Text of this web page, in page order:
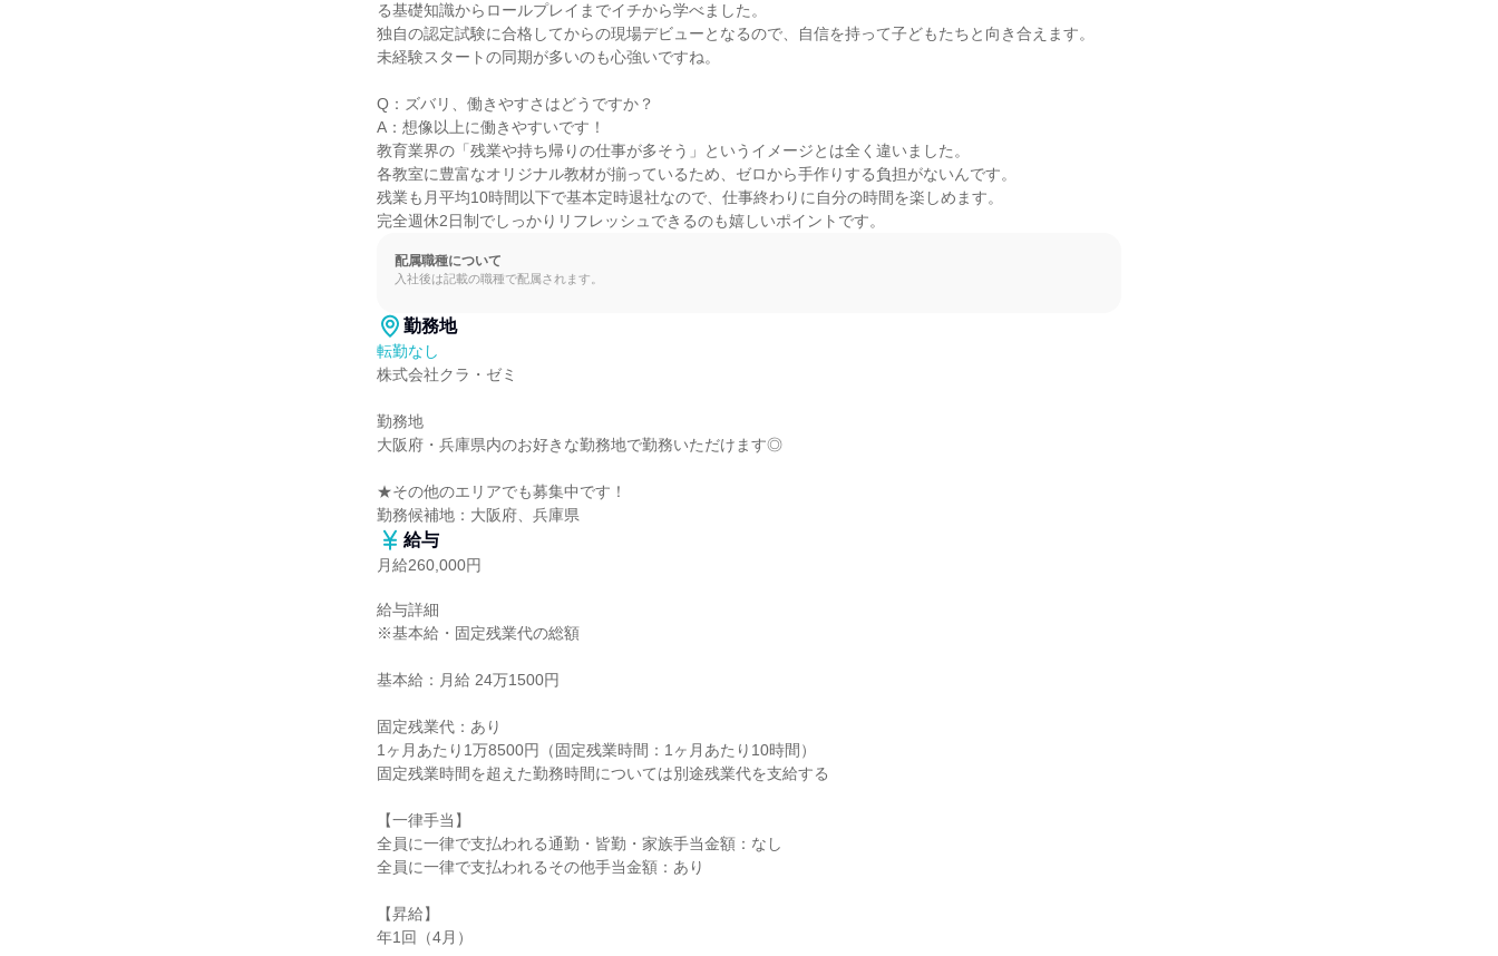
る基礎知識からロールプレイまでイチから学べました。
独自の認定試験に合格してからの現場デビューとなるので、自信を持って子どもたちと向き合えます。
未経験スタートの同期が多いのも心強いですね。
Q：ズバリ、働きやすさはどうですか？
A：想像以上に働きやすいです！
教育業界の「残業や持ち帰りの仕事が多そう」というイメージとは全く違いました。
各教室に豊富なオリジナル教材が揃っているため、ゼロから手作りする負担がないんです。
残業も月平均10時間以下で基本定時退社なので、仕事終わりに自分の時間を楽しめます。
完全週休2日制でしっかりリフレッシュできるのも嬉しいポイントです。
配属職種について
入社後は記載の職種で配属されます。
勤務地
転勤なし
株式会社クラ・ゼミ
勤務地
大阪府・兵庫県内のお好きな勤務地で勤務いただけます◎
★その他のエリアでも募集中です！
勤務候補地：大阪府、兵庫県
給与
月給260,000円
給与詳細
※基本給・固定残業代の総額
基本給：月給 24万1500円
固定残業代：あり
1ヶ月あたり1万8500円（固定残業時間：1ヶ月あたり10時間）
固定残業時間を超えた勤務時間については別途残業代を支給する
【一律手当】
全員に一律で支払われる通勤・皆勤・家族手当金額：なし
全員に一律で支払われるその他手当金額：あり
【昇給】
年1回（4月）